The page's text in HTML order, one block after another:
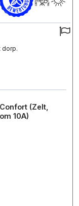
dorp.
(Zelt,
10A)